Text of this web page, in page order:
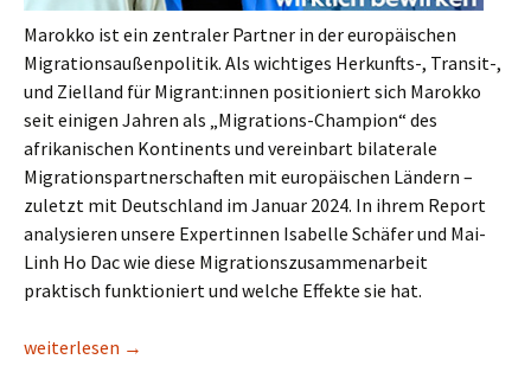
Marokko ist ein zentraler Partner in der europäischen
Migrationsaußenpolitik. Als wichtiges Herkunfts-, Transit-,
und Zielland für Migrant:innen positioniert sich Marokko
seit einigen Jahren als „Migrations-Champion“ des
afrikanischen Kontinents und vereinbart bilaterale
Migrationspartnerschaften mit europäischen Ländern –
zuletzt mit Deutschland im Januar 2024. In ihrem Report
analysieren unsere Expertinnen Isabelle Schäfer und Mai-
Linh Ho Dac wie diese Migrationszusammenarbeit
praktisch funktioniert und welche Effekte sie hat.
Marokko und Europa: Was Migrationspartnerschaften wirklich
weiterlesen →